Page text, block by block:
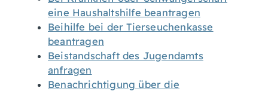
eine Haushaltshilfe beantragen
Beihilfe bei der Tierseuchenkasse
beantragen
Beistandschaft des Jugendamts
anfragen
Benachrichtigung über die